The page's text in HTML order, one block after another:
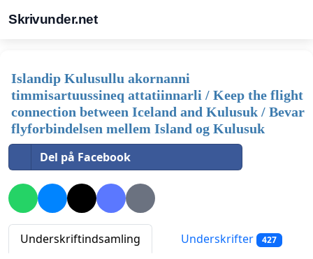
Skrivunder.net
Islandip Kulusullu akornanni
timmisartuussineq attatiinnarli / Keep the flight
connection between Iceland and Kulusuk / Bevar
flyforbindelsen mellem Island og Kulusuk
Del på Facebook
Underskriftindsamling Underskrifter 427